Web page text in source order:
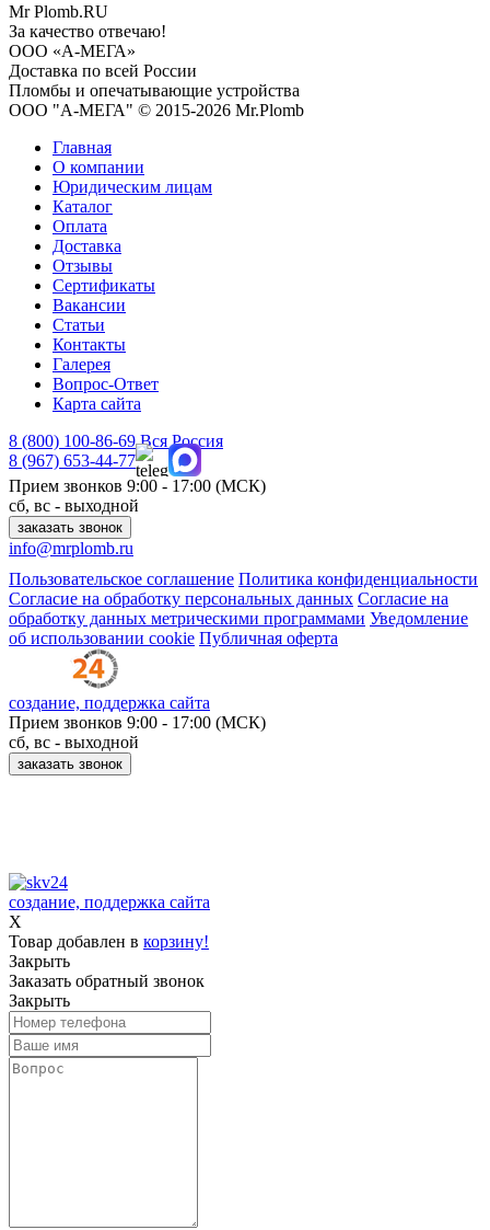
MrPlomb.RU
За качество отвечаю!
ООО «А-МЕГА»
Доставка по всей России
Пломбы и опечатывающие устройства
ООО "А-МЕГА" © 2015-2026 Mr.Plomb
Главная
О компании
Юридическим лицам
Каталог
Оплата
Доставка
Отзывы
Сертификаты
Вакансии
Статьи
Контакты
Галерея
Вопрос-Ответ
Карта сайта
8 (800) 100-86-69 Вся Россия
8 (967) 653-44-77
Прием звонков 9:00 - 17:00 (МСК)
сб, вс - выходной
заказать звонок
info@mrplomb.ru
Пользовательское соглашение Политика конфиденциальности
Согласие на обработку персональных данных Согласие на
обработку данных метрическими программами Уведомление
об использовании cookie Публичная оферта
создание, поддержка сайта
Прием звонков 9:00 - 17:00 (МСК)
сб, вс - выходной
заказать звонок
создание, поддержка сайта
X
Товар добавлен в корзину!
Закрыть
Заказать обратный звонок
Закрыть